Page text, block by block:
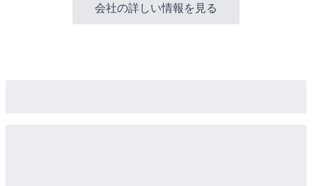
会社の詳しい情報を見る